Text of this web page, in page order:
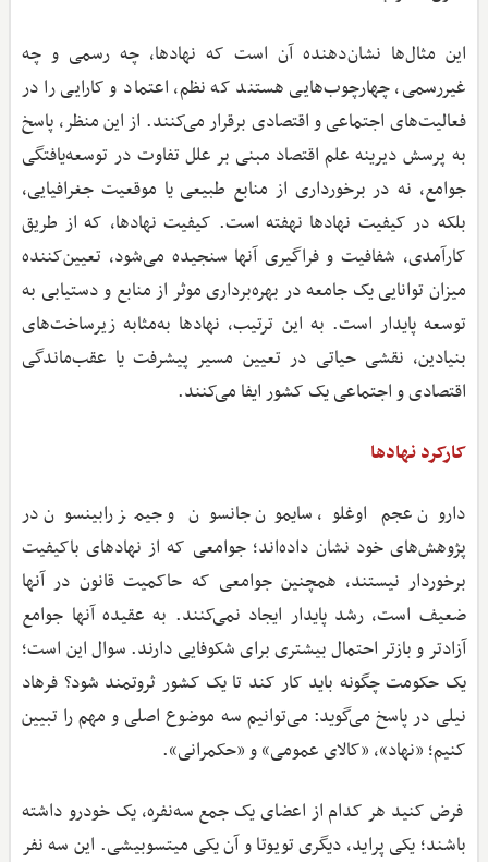
این مثال‌ها نشان‌دهنده آن است که نهادها، چه رسمی و چه
غیررسمی، چهارچوب‌هایی هستند که نظم، اعتماد و کارایی را در
فعالیت‌های اجتماعی و اقتصادی برقرار می‌کنند. از این منظر، پاسخ
به پرسش دیرینه علم اقتصاد مبنی بر علل تفاوت در توسعه‌یافتگی
جوامع، نه در برخورداری از منابع طبیعی یا موقعیت جغرافیایی،
بلکه در کیفیت نهادها نهفته است. کیفیت نهادها، که از طریق
کارآمدی، شفافیت و فراگیری آنها سنجیده می‌شود، تعیین‌کننده
میزان توانایی یک جامعه در بهره‌برداری موثر از منابع و دستیابی به
توسعه پایدار است. به این ترتیب، نهادها به‌مثابه زیرساخت‌های
بنیادین، نقشی حیاتی در تعیین مسیر پیشرفت یا عقب‌ماندگی
اقتصادی و اجتماعی یک کشور ایفا می‌کنند.
کارکرد نهادها
دارون عجم‌ اوغلو، سایمون جانسون و جیمز رابینسون در
پژوهش‌های خود نشان داده‌اند؛ جوامعی که از نهادهای باکیفیت
برخوردار نیستند، همچنین جوامعی که حاکمیت قانون در آنها
ضعیف است، رشد پایدار ایجاد نمی‌کنند. به عقیده آنها جوامع
آزادتر و بازتر احتمال بیشتری برای شکوفایی دارند. سوال این است؛
یک حکومت چگونه باید کار کند تا یک کشور ثروتمند شود؟ فرهاد
نیلی در پاسخ می‌گوید: می‌توانیم سه موضوع اصلی و مهم را تبیین
کنیم؛ «نهاد»، «کالای عمومی» و «حکمرانی».
فرض کنید هر کدام از اعضای یک جمع سه‌نفره، یک خودرو داشته
باشند؛ یکی پراید، دیگری تویوتا و آن یکی میتسوبیشی. این سه نفر